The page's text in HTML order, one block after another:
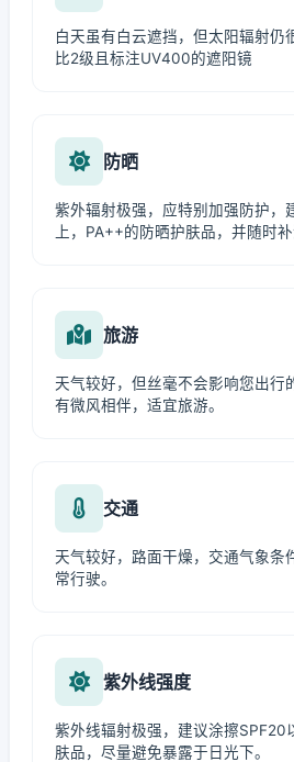
白天虽有白云遮挡，但太阳辐射仍
比2级且标注UV400的遮阳镜
防晒
紫外辐射极强，应特别加强防护，
上，PA++的防晒护肤品，并随时补
旅游
天气较好，但丝毫不会影响您出行
有微风相伴，适宜旅游。
交通
天气较好，路面干燥，交通气象条
常行驶。
紫外线强度
紫外线辐射极强，建议涂擦SPF20
肤品，尽量避免暴露于日光下。